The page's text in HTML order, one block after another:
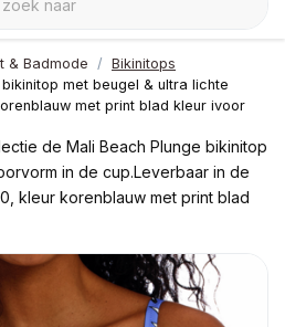
& Badmode
Bikinitops
met beugel & ultra lichte
met print blad kleur ivoor
de Mali Beach Plunge bikinitop
in de cup.Leverbaar in de
kleur korenblauw met print blad